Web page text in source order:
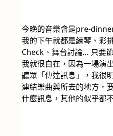
今晚的音樂會是pre-
我的下午就都是練琴、彩
Check、舞台討論… 只要
我就很自在，因為一場演
聽眾「傳達訊息」，我很
連結樂曲與所去的地方，
什麼訊息，其他的似乎都